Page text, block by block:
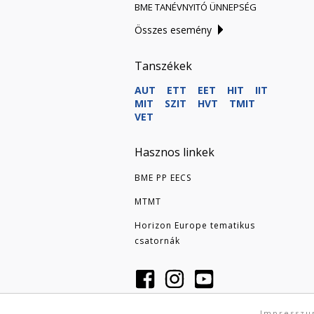
BME TANÉVNYITÓ ÜNNEPSÉG
Összes esemény
Tanszékek
AUT ETT EET HIT
IIT
MIT
SZIT HVT
TMIT
VET
Hasznos linkek
BME PP EECS
MTMT
Horizon Europe tematikus
csatornák